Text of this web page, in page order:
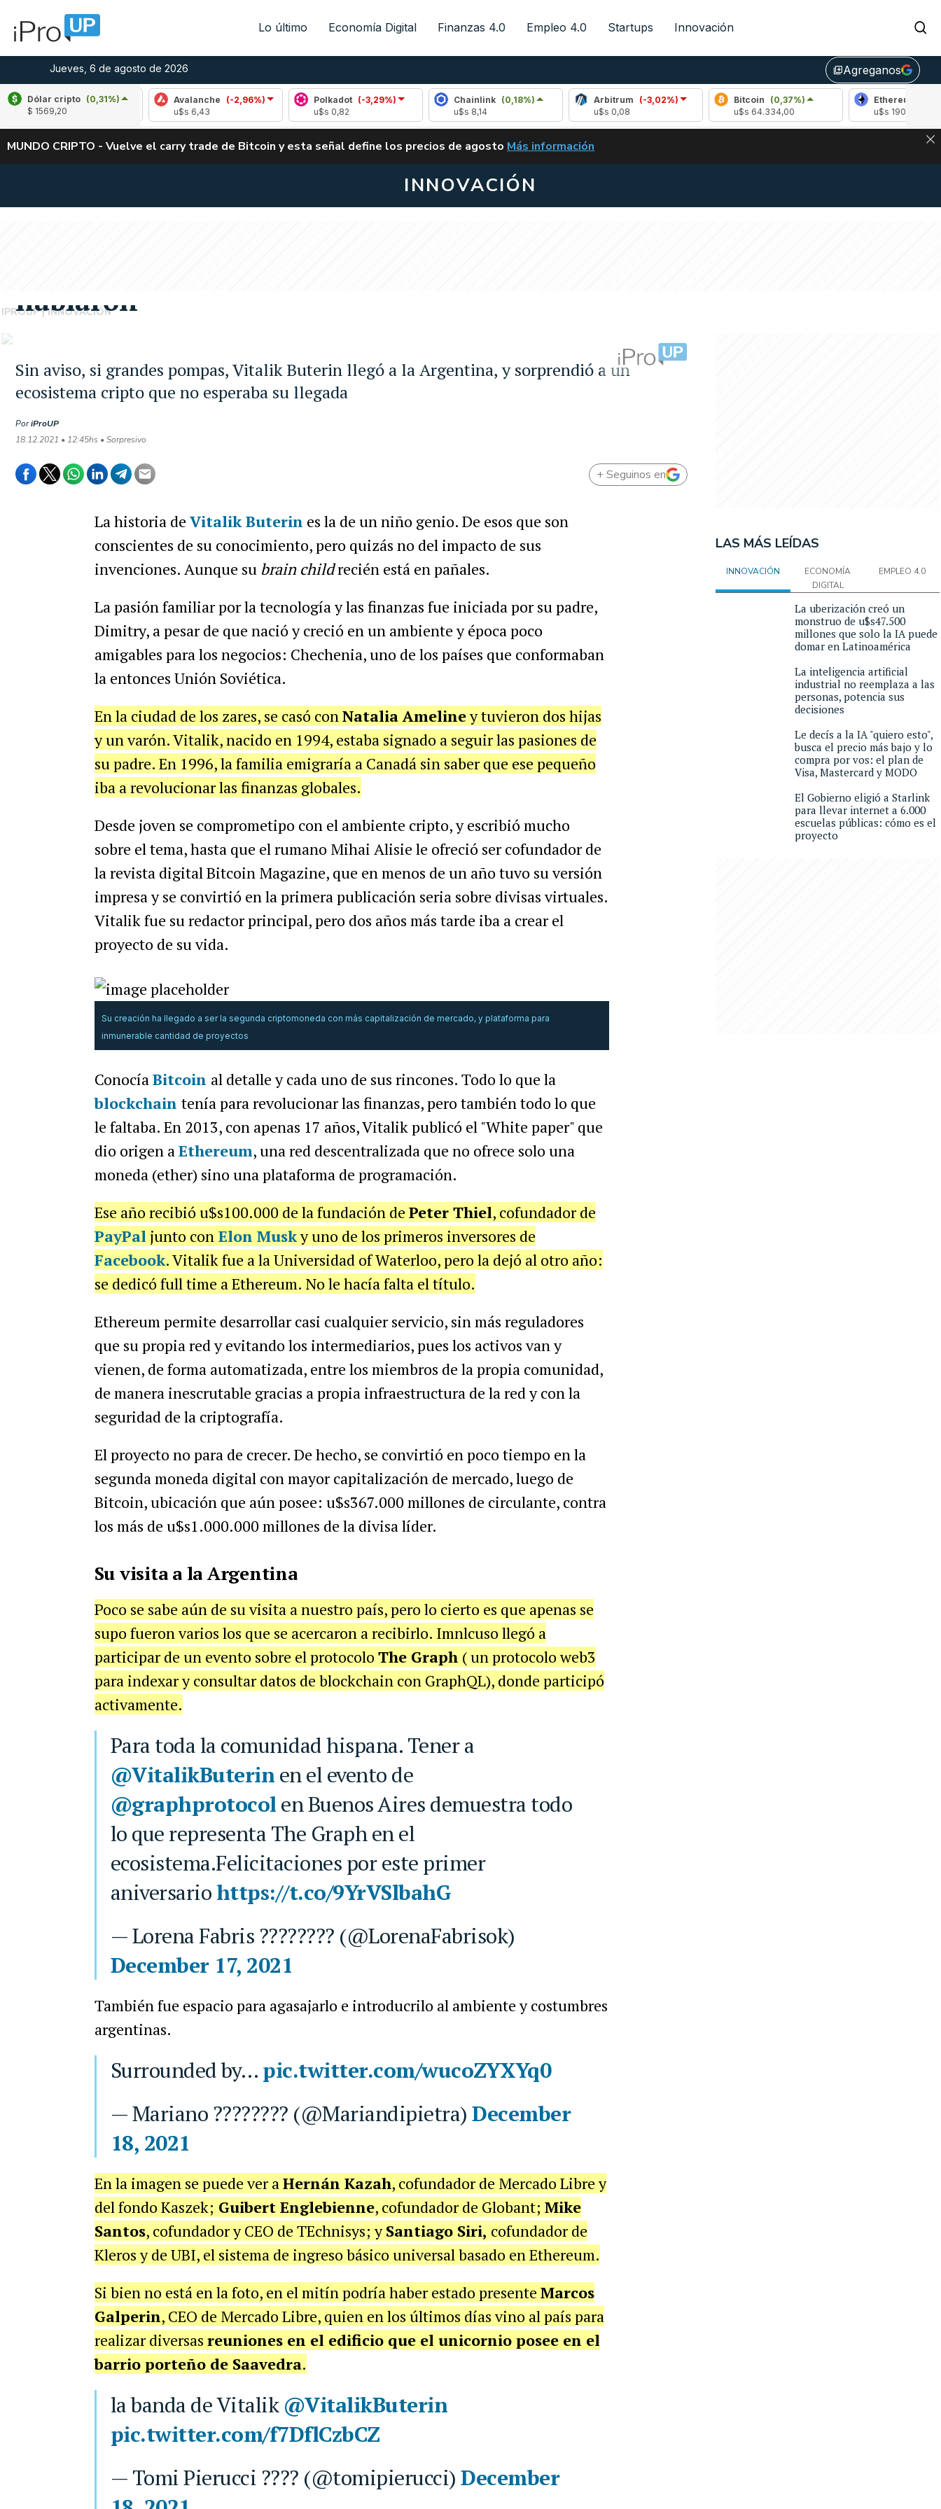
Lo último Economía Digital Finanzas 4.0 Empleo 4.0 Startups Innovación
Jueves, 6 de agosto de 2026 library_addAgreganos
Dólar cripto (0,31%)
$ 1569,20
(0,02%)
0,19
Avalanche (-2,96%)
Polkadot
(-3,29%)
Chainlink (0,18%)
Arbitrum (-3,02%)
Bitcoin
(0,37%)
u$s 64.334,00
Ethereum (1,69%)
u$s 1904,70
ALERTA
MUNDO CRIPTO - Vuelve el carry trade de Bitcoin y esta señal define los precios de agosto VUELVE EL CARRY TRADE DE BITCOIN Y ESTA SEÑAL DEFINE LOS PRECIOS DE
Más información
INNOVACIÓN
Sin aviso, si grandes pompas, Vitalik Buterin llegó a la Argentina, y sorprendió a un
ecosistema cripto que no esperaba su llegada
IPROUP INNOVACIÓN
PoriProUP
18.12.2021 • 12:45hs • Sorpresivo
hablaron
+ Seguinos en
La historia de Vitalik Buterin es la de un niño genio. De esos que son
conscientes de su conocimiento, pero quizás no del impacto de sus
invenciones. Aunque su brain childrecién está en pañales.
La pasión familiar por la tecnología y las finanzas fue iniciada por su padre,
Dimitry, a pesar de que nació y creció en un ambiente y época poco
amigables para los negocios: Chechenia, uno de los países que conformaban
la entonces Unión Soviética.
En la ciudad de los zares, se casó conNatalia Ameliney tuvieron dos hijas
y un varón. Vitalik, nacido en 1994, estaba signado a seguir las pasiones de
su padre. En 1996, la familia emigraría a Canadá sin saber que ese pequeño
iba a revolucionar las finanzas globales.
Desde joven se comprometipo con el ambiente cripto, y escribió mucho
sobre el tema, hasta que el rumano Mihai Alisie le ofreció ser cofundador de
la revista digital Bitcoin Magazine, que en menos de un año tuvo su versión
impresa y se convirtió en la primera publicación seria sobre divisas virtuales.
Vitalik fue su redactor principal, pero dos años más tarde iba a crear el
proyecto de su vida.
Su creación ha llegado a ser la segunda criptomoneda con más capitalización de mercado, y plataforma para
inmunerable cantidad de proyectos
ConocíaBitcoin al detalle y cada uno de sus rincones. Todo lo que la
blockchain tenía para revolucionar las finanzas, pero también todo lo que
le faltaba. En 2013, con apenas 17 años, Vitalik publicó el "White paper" que
dio origen aEthereum, una red descentralizada que no ofrece solo una
moneda (ether) sino una plataforma de programación.
Ese año recibió u$s100.000 de la fundación de Peter Thiel, cofundador de
PayPal junto con Elon Musky uno de los primeros inversores de
Facebook. Vitalik fue a la Universidad of Waterloo, pero la dejó al otro año:
se dedicó full time a Ethereum. No le hacía falta el título.
Ethereum permite desarrollar casi cualquier servicio, sin más reguladores
que su propia red y evitando los intermediarios, pues los activos van y
vienen, de forma automatizada, entre los miembros de la propia comunidad,
de manera inescrutable gracias a propia infraestructura de la red y con la
seguridad de la criptografía.
El proyecto no para de crecer. De hecho, se convirtió en poco tiempo en la
segunda moneda digital con mayor capitalización de mercado, luego de
Bitcoin, ubicación que aún posee: u$s367.000 millones de circulante, contra
los más de u$s1.000.000 millones de la divisa líder.
Su visita a la Argentina
Poco se sabe aún de su visita a nuestro país, pero lo cierto es que apenas se
supo fueron varios los que se acercaron a recibirlo. Imnlcuso llegó a
participar de un evento sobre el protocolo The Graph ( un protocolo web3
para indexar y consultar datos de blockchain con GraphQL), donde participó
activamente.
Para toda la comunidad hispana. Tener a
@VitalikButerin en el evento de
@graphprotocol en Buenos Aires demuestra todo
lo que representa The Graph en el
ecosistema.Felicitaciones por este primer
aniversariohttps://t.co/9YrVSlbahG
— Lorena Fabris ???????? (@LorenaFabrisok)
December 17, 2021
También fue espacio para agasajarlo e introducrilo al ambiente y costumbres
argentinas.
Surrounded by… pic.twitter.com/wucoZYXYq0
— Mariano ???????? (@Mariandipietra) December
18, 2021
En la imagen se puede ver aHernán Kazah, cofundador de Mercado Libre y
del fondo Kaszek; Guibert Englebienne, cofundador de Globant; Mike
Santos, cofundador y CEO de TEchnisys; ySantiago Siri, cofundador de
Kleros y de UBI, el sistema de ingreso básico universal basado en Ethereum.
Si bien no está en la foto, en el mitín podría haber estado presente Marcos
Galperin, CEO de Mercado Libre, quien en los últimos días vino al país para
realizar diversas reuniones en el edificio que el unicornio posee en el
barrio porteño de Saavedra.
la banda de Vitalik @VitalikButerin
pic.twitter.com/f7DflCzbCZ
— Tomi Pierucci ???? (@tomipierucci) December
LAS MÁS LEÍDAS
INNOVACIÓN
ECONOMÍA
DIGITAL
EMPLEO 4.0
La uberización creó un
monstruo de u$s47.500
millones que solo la IA puede
domar en Latinoamérica
La inteligencia artificial
industrial no reemplaza a las
personas, potencia sus
decisiones
Le decís a la IA "quiero esto",
busca el precio más bajo y lo
compra por vos: el plan de
Visa, Mastercard y MODO
El Gobierno eligió a Starlink
para llevar internet a 6.000
escuelas públicas: cómo es el
proyecto